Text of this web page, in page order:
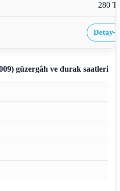
280
Detay›
güzergâh ve durak saatleri